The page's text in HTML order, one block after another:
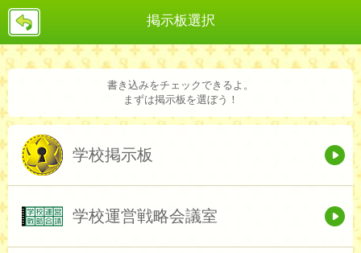
掲示板選択
戻
書き込みをチェックできるよ。
まずは掲示板を選ぼう！
学校掲示板
学校運営戦略会議室